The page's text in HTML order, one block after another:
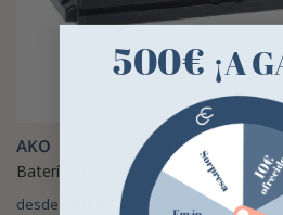
AKO
Batería AGM Premium AKO
desde 260,46 € 271,23 €
500€ ¡A